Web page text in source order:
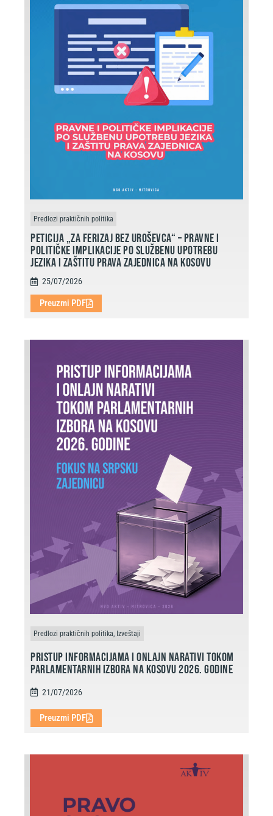
Predlozi praktičnih politika
Peticija „Za Ferizaj bez Uroševca“ – pravne i
političke implikacije po službenu upotrebu
jezika i zaštitu prava zajednica na Kosovu
25/07/2026
Preuzmi PDF
Predlozi praktičnih politika, Izveštaji
Pristup informacijama i onlajn narativi tokom
parlamentarnih izbora na Kosovu 2026. godine
21/07/2026
Preuzmi PDF